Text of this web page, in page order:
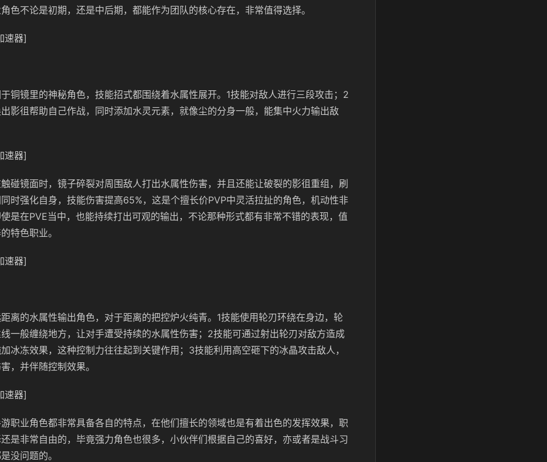
色不论是初期，还是中后期，都能作为团队的核心存在，非常值得选择。
速器]
铜镜里的神秘角色，技能招式都围绕着水属性展开。1技能对敌人进行三段攻击；2
影徂帮助自己作战，同时添加水灵元素，就像尘的分身一般，能集中火力输出敌
速器]
碰镜面时，镜子碎裂对周围敌人打出水属性伤害，并且还能让破裂的影徂重组，刷
时强化自身，技能伤害提高65%，这是个擅长价PVP中灵活拉扯的角色，机动性非
是在PVE当中，也能持续打出可观的输出，不论那种形式都有非常不错的表现，值
特色职业。
速器]
离的水属性输出角色，对于距离的把控炉火纯青。1技能使用轮刃环绕在身边，轮
一般缠绕地方，让对手遭受持续的水属性伤害；2技能可通过射出轮刃对敌方造成
冰冻效果，这种控制力往往起到关键作用；3技能利用高空砸下的冰晶攻击敌人，
，并伴随控制效果。
速器]
职业角色都非常具备各自的特点，在他们擅长的领域也是有着出色的发挥效果，职
是非常自由的，毕竟强力角色也很多，小伙伴们根据自己的喜好，亦或者是战斗习
没问题的。